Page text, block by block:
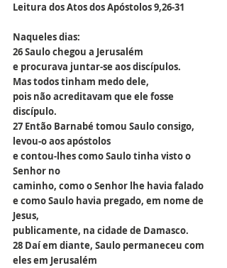
Leitura dos Atos dos Apóstolos 9,26-31
Naqueles dias:
26 Saulo chegou a Jerusalém
e procurava juntar-se aos discípulos.
Mas todos tinham medo dele,
pois não acreditavam que ele fosse
discípulo.
27 Então Barnabé tomou Saulo consigo,
levou-o aos apóstolos
e contou-lhes como Saulo tinha visto o
Senhor no
caminho, como o Senhor lhe havia falado
e como Saulo havia pregado, em nome de
Jesus,
publicamente, na cidade de Damasco.
28 Daí em diante, Saulo permaneceu com
eles em Jerusalém